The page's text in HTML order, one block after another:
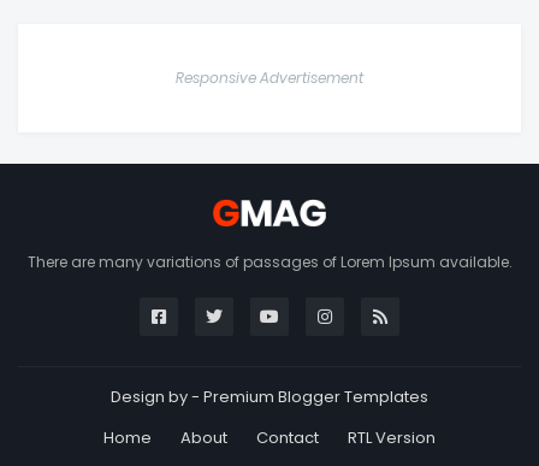
Responsive Advertisement
There are many variations of passages of Lorem Ipsum available.
Design by - Premium Blogger Templates
Home
About Contact RTL Version